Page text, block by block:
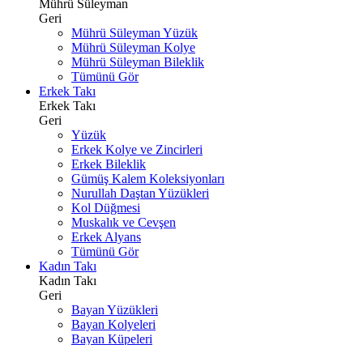
Mührü Süleyman
Geri
Mührü Süleyman Yüzük
Mührü Süleyman Kolye
Mührü Süleyman Bileklik
Tümünü Gör
Erkek Takı
Erkek Takı
Geri
Yüzük
Erkek Kolye ve Zincirleri
Erkek Bileklik
Gümüş Kalem Koleksiyonları
Nurullah Daştan Yüzükleri
Kol Düğmesi
Muskalık ve Cevşen
Erkek Alyans
Tümünü Gör
Kadın Takı
Kadın Takı
Geri
Bayan Yüzükleri
Bayan Kolyeleri
Bayan Küpeleri